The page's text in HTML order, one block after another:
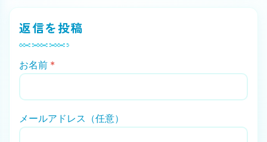
返信を投稿
お名前 *
メールアドレス（任意）